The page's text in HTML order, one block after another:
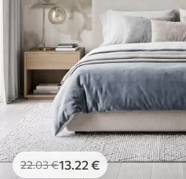
22.03€13.22 €